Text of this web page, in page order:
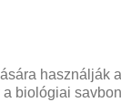
használják
biológiai